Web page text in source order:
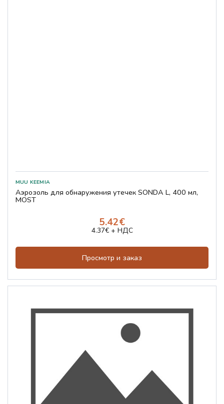
Аэрозоль для обнаружения утечек SONDA L, 400 мл,
MOST
5.42€
4.37€ + НДС
Просмотр и заказ